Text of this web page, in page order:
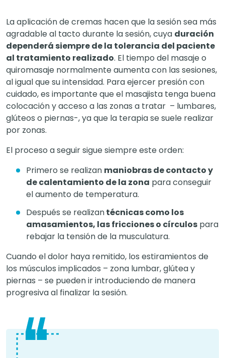
La aplicación de cremas hacen que la sesión sea más
agradable al tacto durante la sesión, cuya duración
dependerá siempre de la tolerancia del paciente
al tratamiento realizado. El tiempo del masaje o
quiromasaje normalmente aumenta con las sesiones,
al igual que su intensidad. Para ejercer presión con
cuidado, es importante que el masajista tenga buena
colocación y acceso a las zonas a tratar – lumbares,
glúteos o piernas-, ya que la terapia se suele realizar
por zonas.
El proceso a seguir sigue siempre este orden:
Primero se realizan maniobras de contacto y
de calentamiento de la zona para conseguir
el aumento de temperatura.
Después se realizantécnicas como los
amasamientos, las fricciones o círculos para
rebajar la tensión de la musculatura.
Cuando el dolor haya remitido, los estiramientos de
los músculos implicados – zona lumbar, glútea y
piernas – se pueden ir introduciendo de manera
progresiva al finalizar la sesión.